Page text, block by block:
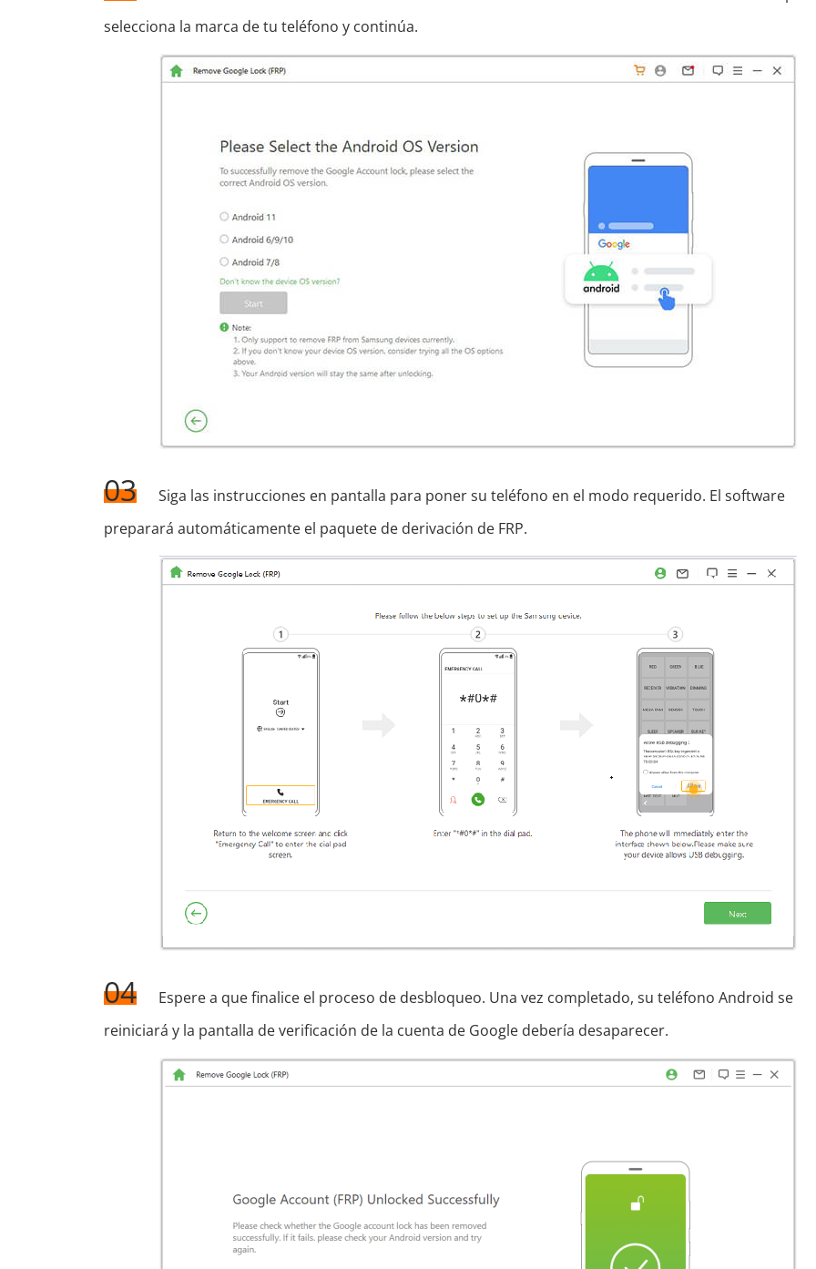
selecciona la marca de tu teléfono y continúa.
03
Siga las instrucciones en pantalla para poner su teléfono en el modo requerido. El software
preparará automáticamente el paquete de derivación de FRP.
04
Espere a que finalice el proceso de desbloqueo. Una vez completado, su teléfono Android se
reiniciará y la pantalla de verificación de la cuenta de Google debería desaparecer.